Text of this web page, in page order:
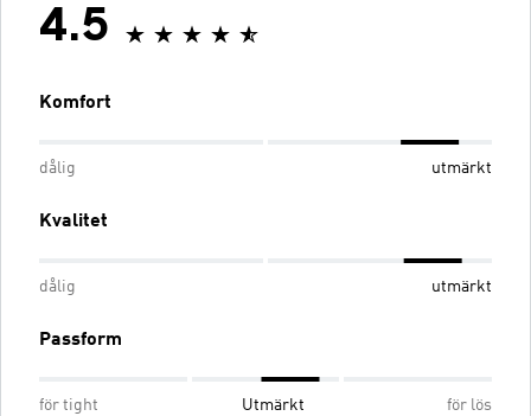
4.5
Komfort
dålig utmärkt
Kvalitet
dålig utmärkt
Passform
för tight Utmärkt för lös